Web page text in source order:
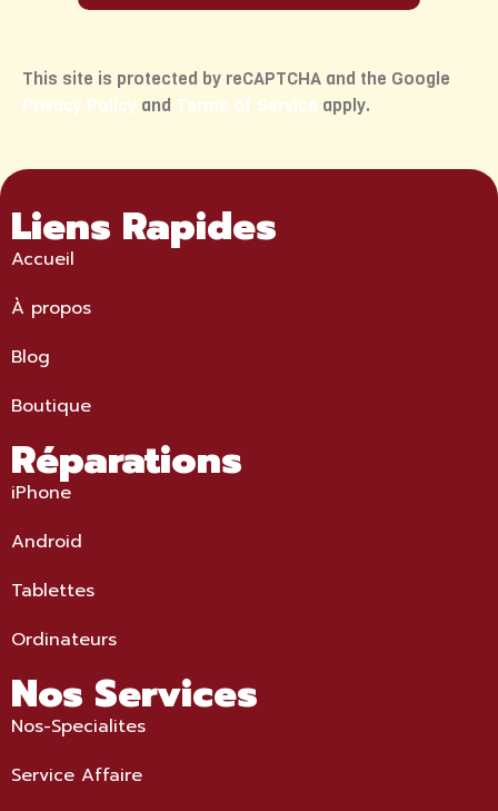
This site is protected by reCAPTCHA and the Google
Privacy Policy and Terms of Service apply.
Liens Rapides
Accueil
À propos
Blog
Boutique
Réparations
iPhone
Android
Tablettes
Ordinateurs
Nos Services
Nos-Specialites
Service Affaire